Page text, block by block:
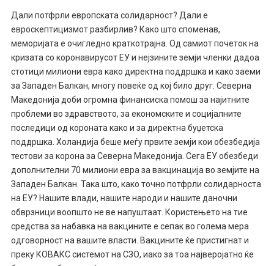
Дали потфрли европската солидарност? Дали е
евроскептицизмот разбирлив? Како што споменав,
меморијата е очигледно краткотрајна. Од самиот почеток на
кризата со коронавирусот ЕУ и нејзините земји членки дадоа
стотици милиони евра како директна поддршка и како заеми
за Западен Балкан, многу повеќе од кој било друг. Северна
Македонија доби огромна финансиска помош за најитните
проблеми во здравството, за економските и социјалните
последици од короната како и за директна буџетска
поддршка. Холандија беше меѓу првите земји кои обезбедија
тестови за корона за Северна Македонија. Сега ЕУ обезбеди
дополнителни 70 милиони евра за вакцинација во земјите на
Западен Балкан. Така што, како точно потфрли солидарноста
на ЕУ? Нашите влади, нашите народи и нашите даночни
обврзници воопшто не ве напуштаат. Користењето на тие
средства за набавка на вакцините е сепак во голема мера
одговорност на вашите власти. Вакцините ќе пристигнат и
преку КОВАКС системот на СЗО, иако за тоа најверојатно ќе